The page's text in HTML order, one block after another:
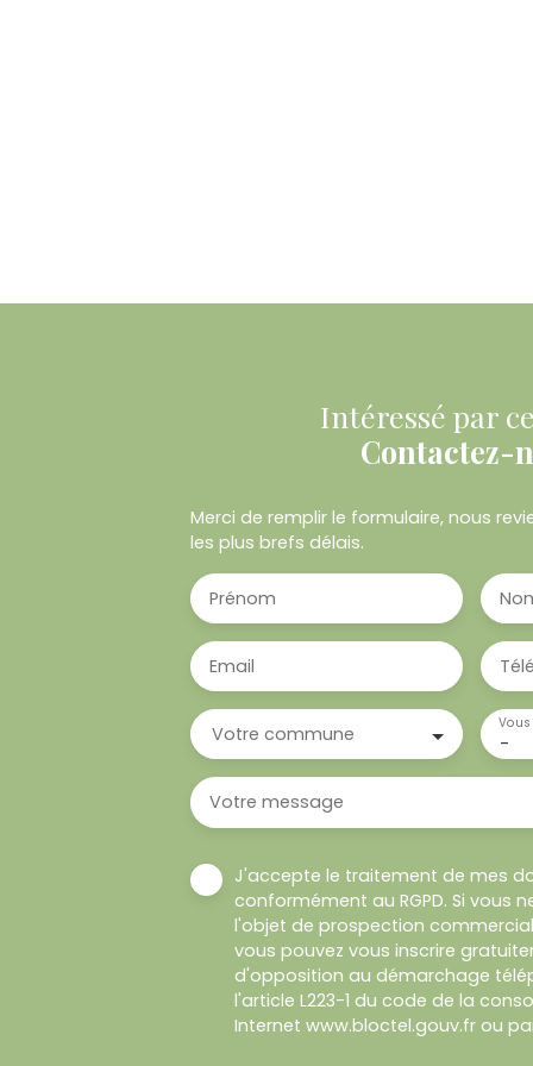
Intéressé par
Contactez-
Merci de remplir le formulaire, nous
les plus brefs délais.
Prénom
Email
Votre commune -
Vous
Votre message
J'accepte le traitement de mes
conformément au RGPD. Si vous
l'objet de prospection
vous pouvez vous inscrire
d'opposition au démarchage
l'article L223-1 du code de la
Internet www.bloctel.gouv.fr ou